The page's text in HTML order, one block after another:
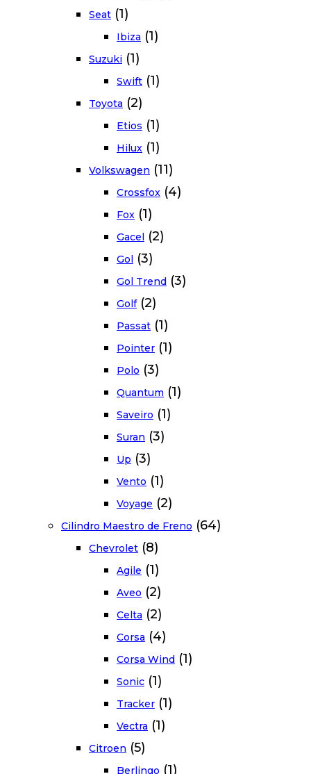
Seat (1)
Ibiza (1)
Suzuki (1)
Swift (1)
Toyota (2)
Etios (1)
Hilux (1)
Volkswagen (11)
Crossfox (4)
Fox (1)
Gacel (2)
Gol (3)
Gol Trend (3)
Golf (2)
Passat (1)
Pointer (1)
Polo (3)
Quantum (1)
Saveiro (1)
Suran (3)
Up (3)
Vento (1)
Voyage (2)
Cilindro Maestro de Freno (64)
Chevrolet (8)
Agile (1)
Aveo (2)
Celta (2)
Corsa (4)
Corsa Wind (1)
Sonic (1)
Tracker (1)
Vectra (1)
Citroen (5)
Berlingo (1)